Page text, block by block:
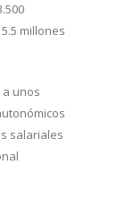
millones
unos
salariales